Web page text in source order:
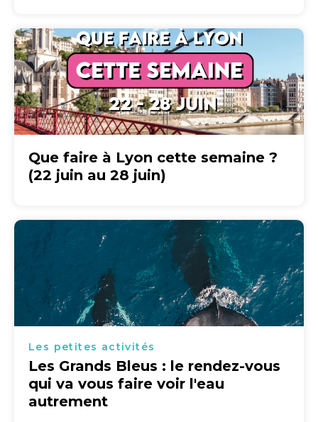
Que faire à Lyon cette semaine ?
(22 juin au 28 juin)
Les petites activités
Les Grands Bleus : le rendez-vous
qui va vous faire voir l'eau
autrement